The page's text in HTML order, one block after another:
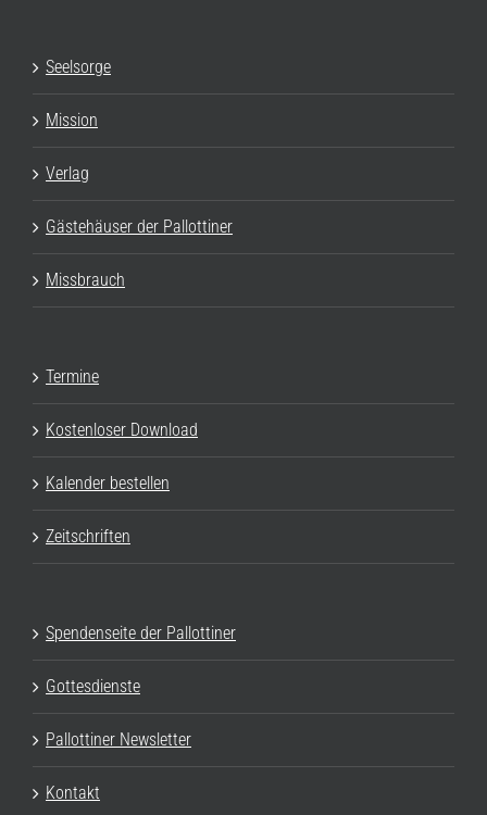
Seelsorge
Mission
Verlag
Gästehäuser der Pallottiner
Missbrauch
Termine
Kostenloser Download
Kalender bestellen
Zeitschriften
Spendenseite der Pallottiner
Gottesdienste
Pallottiner Newsletter
Kontakt